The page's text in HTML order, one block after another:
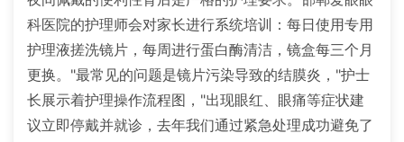
科医院的护理师会对家长进行系统培训：每日使用专用
护理液搓洗镜片，每周进行蛋白酶清洁，镜盒每三个月
更换。"最常见的问题是镜片污染导致的结膜炎，"护士
长展示着护理操作流程图，"出现眼红、眼痛等症状建
议立即停戴并就诊，去年我们通过紧急处理成功避免了